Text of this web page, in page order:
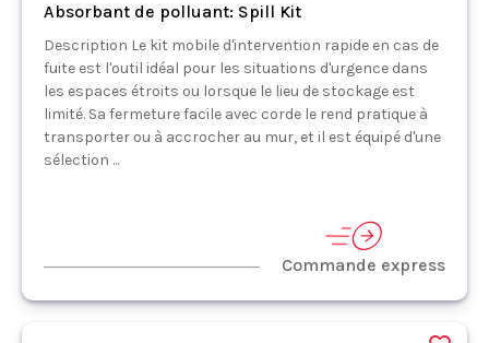
Absorbant de polluant: Spill Kit
Description Le kit mobile d'intervention rapide en cas de
fuite est l'outil idéal pour les situations d'urgence dans
les espaces étroits ou lorsque le lieu de stockage est
limité. Sa fermeture facile avec corde le rend pratique à
transporter ou à accrocher au mur, et il est équipé d'une
sélection ...
Commande express